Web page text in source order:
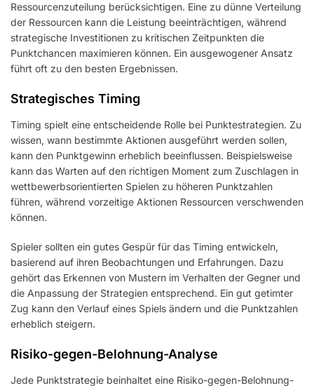
Ressourcenzuteilung berücksichtigen. Eine zu dünne Verteilung
der Ressourcen kann die Leistung beeinträchtigen, während
strategische Investitionen zu kritischen Zeitpunkten die
Punktchancen maximieren können. Ein ausgewogener Ansatz
führt oft zu den besten Ergebnissen.
Strategisches Timing
Timing spielt eine entscheidende Rolle bei Punktestrategien. Zu
wissen, wann bestimmte Aktionen ausgeführt werden sollen,
kann den Punktgewinn erheblich beeinflussen. Beispielsweise
kann das Warten auf den richtigen Moment zum Zuschlagen in
wettbewerbsorientierten Spielen zu höheren Punktzahlen
führen, während vorzeitige Aktionen Ressourcen verschwenden
können.
Spieler sollten ein gutes Gespür für das Timing entwickeln,
basierend auf ihren Beobachtungen und Erfahrungen. Dazu
gehört das Erkennen von Mustern im Verhalten der Gegner und
die Anpassung der Strategien entsprechend. Ein gut getimter
Zug kann den Verlauf eines Spiels ändern und die Punktzahlen
erheblich steigern.
Risiko-gegen-Belohnung-Analyse
Jede Punktstrategie beinhaltet eine Risiko-gegen-Belohnung-